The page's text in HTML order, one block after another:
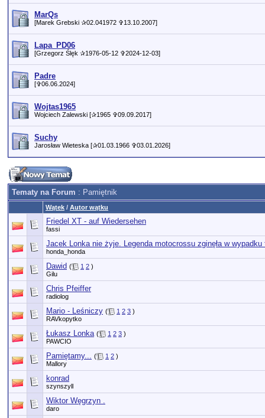
MarQs
[Marek Grebski ✰02.041972 ✞13.10.2007]
Lapa_PD06
[Grzegorz Ślęk ✰1976-05-12 ✞2024-12-03]
Padre
[✞06.06.2024]
Wojtas1965
Wojciech Zalewski [✰1965 ✞09.09.2017]
Suchy
Jarosław Wieteska [✰01.03.1966 ✞03.01.2026]
Tematy na Forum : Pamiętnik
Wątek / Autor wątku
Friedel XT - auf Wiedersehen
fassi
Jacek Lonka nie żyje. Legenda motocrossu zginęła w
honda_honda
Dawid ( 1 2 )
Gilu
Chris Pfeiffer
radiolog
Mario - Leśniczy ( 1 2 3 )
RAVkopytko
Łukasz Lonka ( 1 2 3 )
PAWCIO
Pamiętamy... ( 1 2 )
Mallory
konrad
szynszyll
Wiktor Węgrzyn .
daro